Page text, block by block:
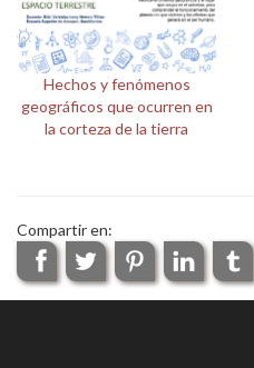
Hechos y fenómenos
geográficos que ocurren en
la corteza de la tierra
Compartir en: